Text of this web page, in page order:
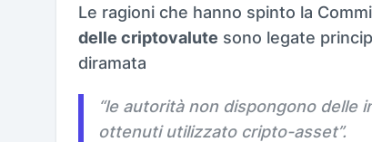
Le ragioni che hanno spinto la
delle criptovalute sono legate
diramata
“le autorità non dispongono delle
ottenuti utilizzato cripto-asset”.